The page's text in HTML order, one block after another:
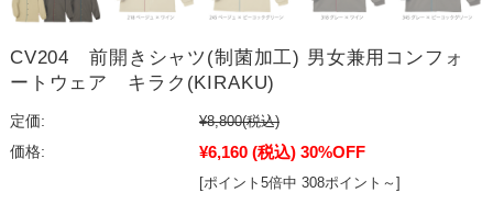
CV204 前開きシャツ(制菌加工) 男女兼用コンフォ
ートウェア キラク(KIRAKU)
定価: ¥8,800(税込)
価格:
¥6,160 (税込) 30%OFF
[ポイント5倍中 308ポイント～]